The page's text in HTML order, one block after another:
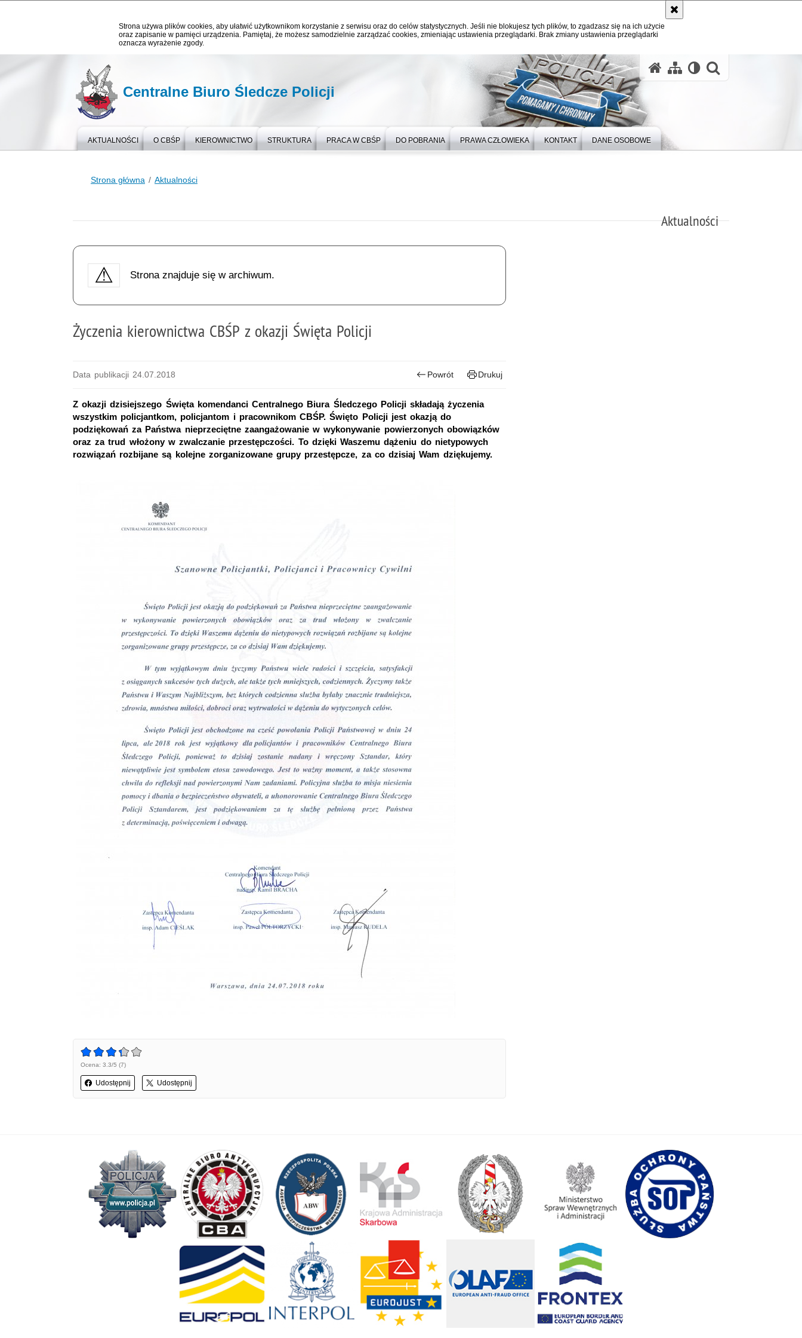
Strona używa plików cookies, aby ułatwić użytkownikom korzystanie z serwisu oraz do celów statystycznych. Jeśli nie blokujesz tych plików, to zgadzasz się na ich użycie
oraz zapisanie w pamięci urządzenia. Pamiętaj, że możesz samodzielnie zarządzać cookies, zmieniając ustawienia przeglądarki. Brak zmiany ustawienia przeglądarki
oznacza wyrażenie zgody.
Centralne Biuro Śledcze Policji
AKTUALNOŚCI O CBŚP KIEROWNICTWO STRUKTURA PRACA W CBŚP DO POBRANIA PRAWA CZŁOWIEKA KONTAKT DANE OSOBOWE
Strona główna Aktualności
Aktualności
Strona znajduje się w archiwum.
Życzenia kierownictwa CBŚP z okazji Święta Policji
Data publikacji 24.07.2018 Powrót Drukuj
Z okazji dzisiejszego Święta komendanci Centralnego Biura Śledczego Policji składają życzenia
wszystkim policjantkom, policjantom i pracownikom CBŚP. Święto Policji jest okazją do
podziękowań za Państwa nieprzeciętne zaangażowanie w wykonywanie powierzonych obowiązków
oraz za trud włożony w zwalczanie przestępczości. To dzięki Waszemu dążeniu do nietypowych
rozwiązań rozbijane są kolejne zorganizowane grupy przestępcze, za co dzisiaj Wam dziękujemy.
Ocena: 3.3/5 (7)
Udostępnij Udostępnij